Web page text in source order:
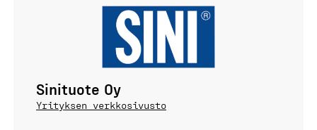
Sinituote Oy
Yrityksen verkkosivusto